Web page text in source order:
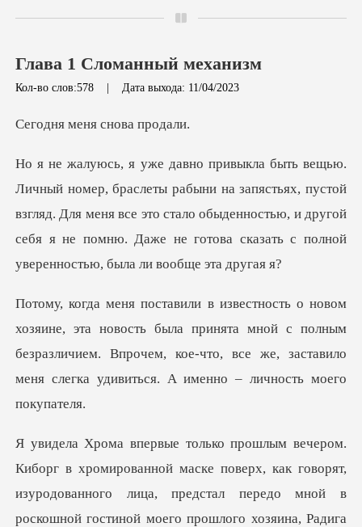
Глава 1 Сломанный механизм
Кол-во слов:578 |Дата выхода: 11/04/2023
еня снова
запястьях, пустой
взгляд. Для меня все это стало обыденностью, и другой
себя я не
ть была принята мной с полным
безразличием. Впрочем, кое-что, все же,
стиной моего прошлого хозяина, Радига